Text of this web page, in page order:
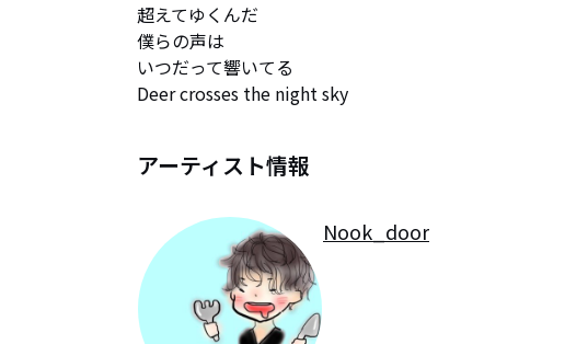
超えてゆくんだ
僕らの声は
いつだって響いてる
Deer crosses the night sky
アーティスト情報
Nook_door